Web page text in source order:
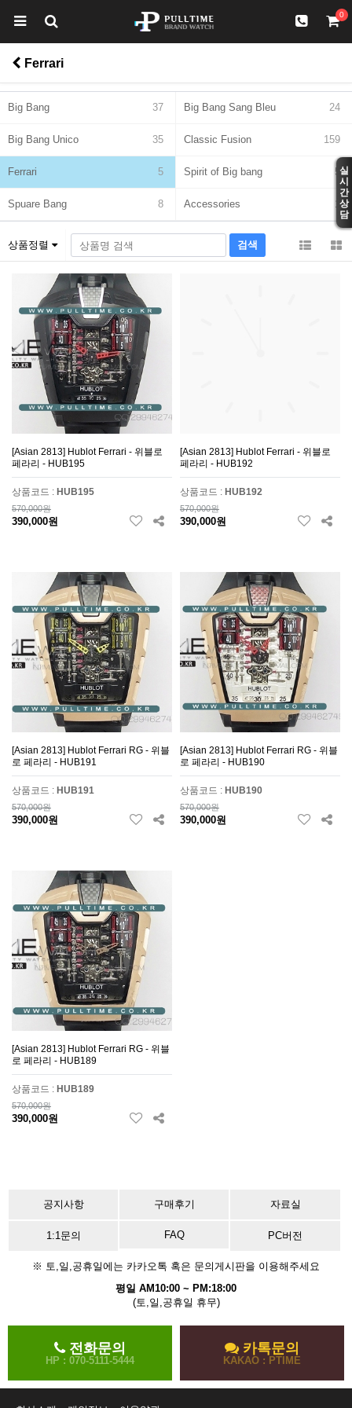
실
시
간
상
담
0
Ferrari
Big Bang 37 Big Bang Sang Bleu 24
Big Bang Unico 35 Classic Fusion 159
Ferrari 5 Spirit of Big bang 5
Spuare Bang 8 Accessories 1
상품정렬
[Asian 2813] Hublot Ferrari - 위블로
페라리 - HUB195
상품코드 : HUB195
570,000원
390,000원
[Asian 2813] Hublot Ferrari - 위블로
페라리 - HUB192
상품코드 : HUB192
570,000원
390,000원
[Asian 2813] Hublot Ferrari RG - 위블
로 페라리 - HUB191
상품코드 : HUB191
570,000원
390,000원
[Asian 2813] Hublot Ferrari RG - 위블
로 페라리 - HUB190
상품코드 : HUB190
570,000원
390,000원
[Asian 2813] Hublot Ferrari RG - 위블
로 페라리 - HUB189
상품코드 : HUB189
570,000원
390,000원
공지사항 구매후기 자료실
1:1문의 FAQ PC버전
※ 토,일,공휴일에는 카카오톡 혹은 문의게시판을 이용해주세요
평일 AM10:00 ~ PM:18:00
(토,일,공휴일 휴무)
전화문의
HP : 070-5111-5444
카톡문의
KAKAO : PTIME